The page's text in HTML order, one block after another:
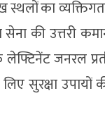
स्थलों का
सेना की उत्तरी
जनरल
सुरक्षा उपायों